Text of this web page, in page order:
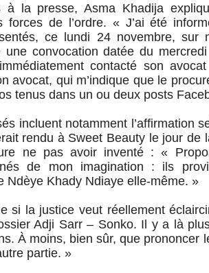
à la presse, Asma Khadija
de l’ordre. « J’ai été
ce lundi 24 novembre, sur
une convocation datée du
contacté son
avocat, qui m’indique que le
tenus dans un ou deux posts
incluent notamment l’affirmation
rendu à Sweet Beauty le jour de
ne pas avoir inventé : «
de mon imagination : ils
Ndèye Khady Ndiaye elle-même. »
si la justice veut réellement
Adji Sarr – Sonko. Il y a là
À moins, bien sûr, que prononcer
partie. »